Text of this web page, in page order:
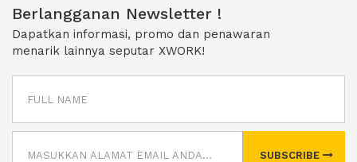
Berlangganan Newsletter !
Dapatkan informasi, promo dan penawaran
menarik lainnya seputar XWORK!
SUBSCRIBE